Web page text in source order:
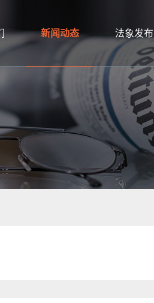
新闻动态 法象发布